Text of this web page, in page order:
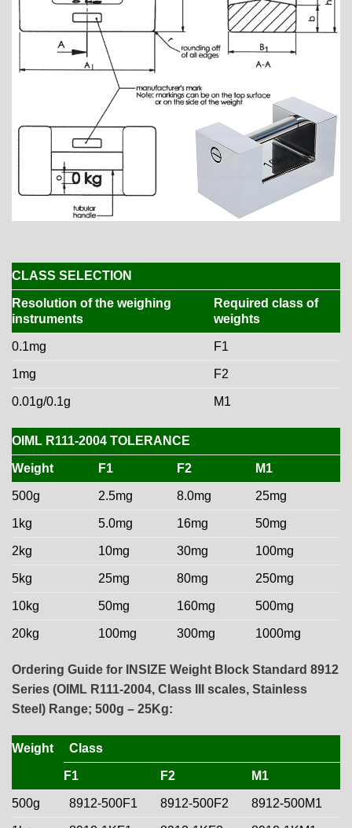
CLASS SELECTION
Resolution of the weighing
instruments
Required class of
weights
0.1mg F1
1mg F2
0.01g/0.1g M1
OIML R111-2004 TOLERANCE
Weight F1 F2 M1
500g 2.5mg 8.0mg 25mg
1kg 5.0mg 16mg 50mg
2kg 10mg 30mg 100mg
5kg 25mg 80mg 250mg
10kg 50mg 160mg 500mg
20kg 100mg 300mg 1000mg
Ordering Guide for INSIZE Weight Block Standard 8912
Series (OIML R111-2004, Class III scales, Stainless
Steel) Range; 500g – 25Kg:
Weight Class
F1 F2 M1
500g 8912-500F1 8912-500F2 8912-500M1